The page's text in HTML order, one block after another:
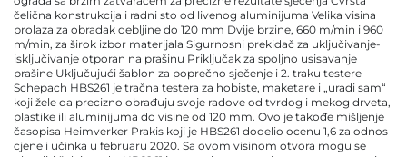
čelična konstrukcija i radni sto od livenog aluminijuma Velika visina
prolaza za obradak debljine do 120 mm Dvije brzine, 660 m/min i 960
m/min, za širok izbor materijala Sigurnosni prekidač za uključivanje-
isključivanje otporan na prašinu Priključak za spoljno usisavanje
prašine Uključujući šablon za poprečno sječenje i 2. traku testere
Schepach HBS261 je tračna testera za hobiste, maketare i „uradi sam“
koji žele da precizno obrađuju svoje radove od tvrdog i mekog drveta,
plastike ili aluminijuma do visine od 120 mm. Ovo je takođe mišljenje
časopisa Heimverker Prakis koji je HBS261 dodelio ocenu 1,6 za odnos
cjene i učinka u februaru 2020. Sa ovom visinom otvora mogu se